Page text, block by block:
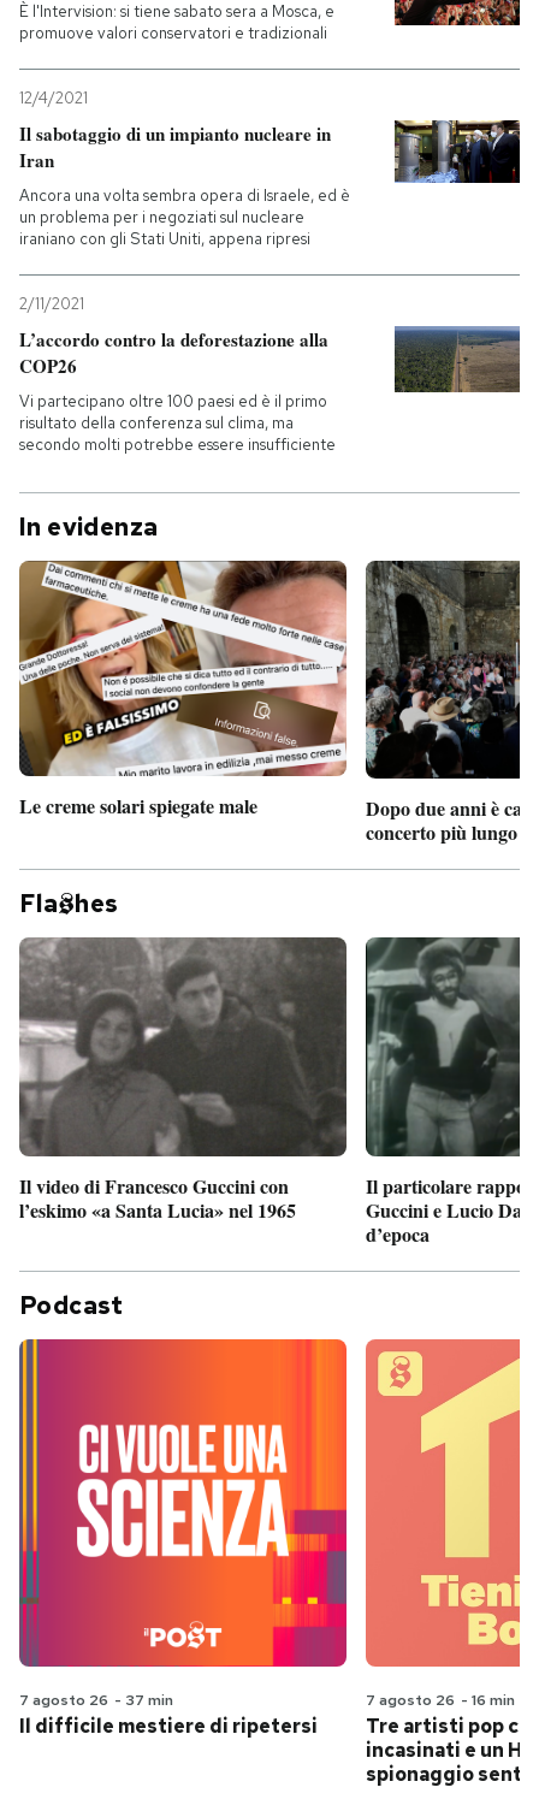
È l'Intervision: si tiene sabato sera a Mosca, e
promuove valori conservatori e tradizionali
12/4/2021
Il sabotaggio di un impianto nucleare in
Iran
Ancora una volta sembra opera di Israele, ed è
un problema per i negoziati sul nucleare
iraniano con gli Stati Uniti, appena ripresi
2/11/2021
L’accordo contro la deforestazione alla
COP26
Vi partecipano oltre 100 paesi ed è il primo
risultato della conferenza sul clima, ma
secondo molti potrebbe essere insufficiente
In evidenza
Le creme solari spiegate male
Dopo due anni è
concerto più lungo
Fla hes
Il video di Francesco Guccini con
l’eskimo «a Santa Lucia» nel 1965
Il particolare
Guccini e Lucio
d’epoca
Podcast
7 agosto 26 - 37 min
Il difficile mestiere di ripetersi
7 agosto 26 - 16 min
Tre artisti pop
incasinati e un
spionaggio